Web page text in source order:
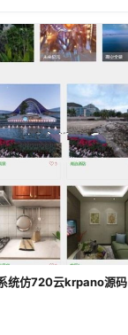
统仿720云krpano源码